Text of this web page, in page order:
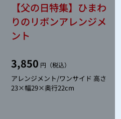
【父の日特集】ひまわ
りのリボンアレンジメ
ント
3,850 円（税込）
アレンジメント/ワンサイド 高さ
23×幅29×奥行22cm